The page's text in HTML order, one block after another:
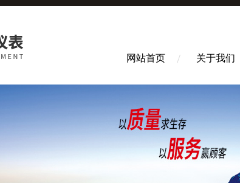
网站首页 关于我们